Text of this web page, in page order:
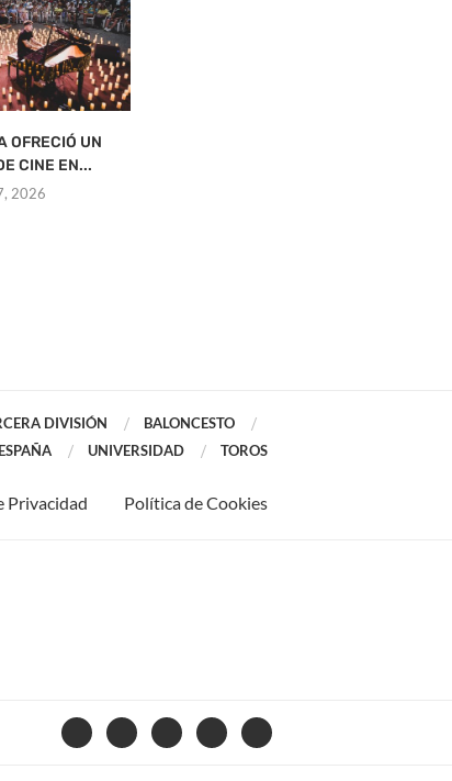
OFRECIÓ UN
CINE EN...
2026
DIVISIÓN
BALONCESTO
ESPAÑA UNIVERSIDAD TOROS
Privacidad Política de Cookies